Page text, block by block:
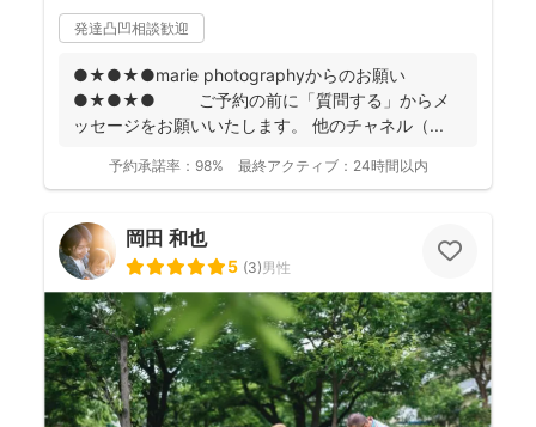
発達凸凹相談歓迎
●★●★●marie photographyからのお願い
●★●★● ご予約の前に「質問する」からメ
ッセージをお願いいたします。 他のチャネル（...
予約承諾率： 98% 最終アクティブ： 24時間以内
岡田 和也
5 (3)男性